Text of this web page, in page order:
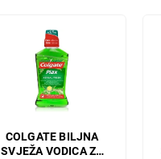
COLGATE BILJNA
SVJEŽA VODICA ZA